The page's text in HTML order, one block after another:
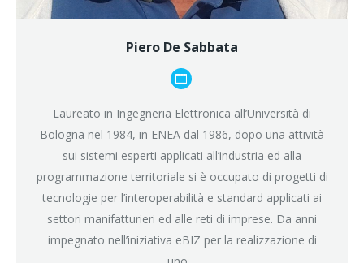
Piero De Sabbata
Laureato in Ingegneria Elettronica all’Università di
Bologna nel 1984, in ENEA dal 1986, dopo una attività
sui sistemi esperti applicati all’industria ed alla
programmazione territoriale si è occupato di progetti di
tecnologie per l’interoperabilità e standard applicati ai
settori manifatturieri ed alle reti di imprese. Da anni
impegnato nell’iniziativa eBIZ per la realizzazione di
Blog
personale
/
sito
web